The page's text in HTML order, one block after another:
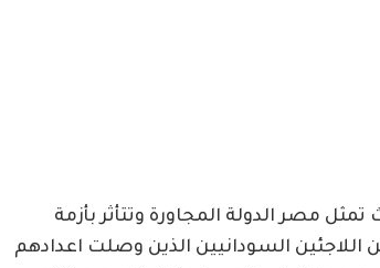
مصر الدولة المجاورة وتتأثر بأزمة
السودانيين الذين وصلت اعدادهم